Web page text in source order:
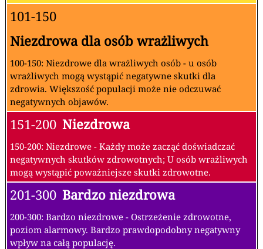
101-150
Niezdrowa dla osób wrażliwych
100-150: Niezdrowe dla wrażliwych osób - u osób
wrażliwych mogą wystąpić negatywne skutki dla
zdrowia. Większość populacji może nie odczuwać
negatywnych objawów.
151-200 Niezdrowa
150-200: Niezdrowe - Każdy może zacząć doświadczać
negatywnych skutków zdrowotnych; U osób wrażliwych
mogą wystąpić poważniejsze skutki zdrowotne.
201-300 Bardzo niezdrowa
200-300: Bardzo niezdrowe - Ostrzeżenie zdrowotne,
poziom alarmowy. Bardzo prawdopodobny negatywny
wpływ na całą populację.